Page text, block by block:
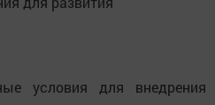
условия для внедрения